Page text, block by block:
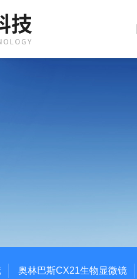
奥林巴斯CX21生物显微镜